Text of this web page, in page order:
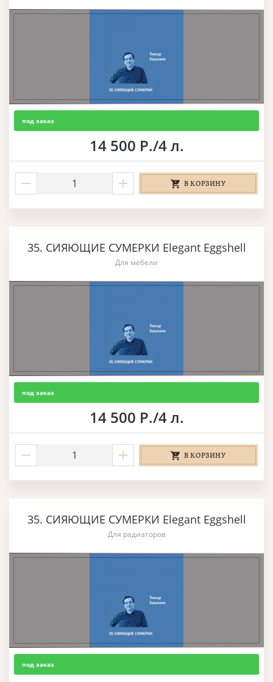
под заказ
14 500 Р./4 л.
В КОРЗИНУ
35. СИЯЮЩИЕ СУМЕРКИ Elegant Eggshell
Для мебели
под заказ
14 500 Р./4 л.
В КОРЗИНУ
35. СИЯЮЩИЕ СУМЕРКИ Elegant Eggshell
Для радиаторов
под заказ